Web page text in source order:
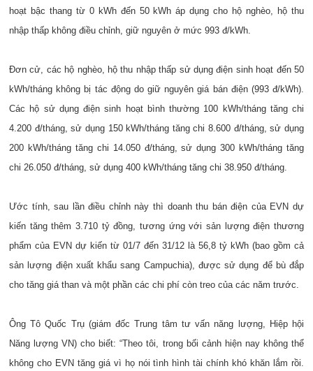
hoạt bậc thang từ 0 kWh đến 50 kWh áp dụng cho hộ nghèo, hộ thu
nhập thấp không điều chỉnh, giữ nguyên ở mức 993 đ/kWh.
Đơn cử, các hộ nghèo, hộ thu nhập thấp sử dụng điện sinh hoạt đến 50
kWh/tháng không bị tác động do giữ nguyên giá bán điện (993 đ/kWh).
Các hộ sử dụng điện sinh hoạt bình thường 100 kWh/tháng tăng chi
4.200 đ/tháng, sử dụng 150 kWh/tháng tăng chi 8.600 đ/tháng, sử dụng
200 kWh/tháng tăng chi 14.050 đ/tháng, sử dụng 300 kWh/tháng tăng
chi 26.050 đ/tháng, sử dụng 400 kWh/tháng tăng chi 38.950 đ/tháng.
Ước tính, sau lần điều chỉnh này thì doanh thu bán điện của EVN dự
kiến tăng thêm 3.710 tỷ đồng, tương ứng với sản lượng điện thương
phẩm của EVN dự kiến từ 01/7 đến 31/12 là 56,8 tỷ kWh (bao gồm cả
sản lượng điện xuất khẩu sang Campuchia), được sử dụng để bù đắp
cho tăng giá than và một phần các chi phí còn treo của các năm trước.
Ông Tô Quốc Trụ (giám đốc Trung tâm tư vấn năng lượng, Hiệp hội
Năng lượng VN) cho biết: “Theo tôi, trong bối cảnh hiện nay không thể
không cho EVN tăng giá vì họ nói tình hình tài chính khó khăn lắm rồi.